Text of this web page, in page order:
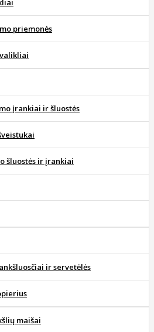
priemonės
įrankiai ir šluostės
šluostės ir įrankiai
ir servetėlės
maišai